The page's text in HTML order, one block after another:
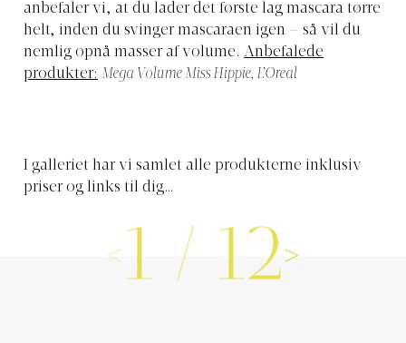
anbefaler vi, at du lader det første lag mascara tørre
helt, inden du svinger mascaraen igen – så vil du
nemlig opnå masser af volume. Anbefalede
produkter: Mega Volume Miss Hippie, L’Oreal
I galleriet har vi samlet alle produkterne inklusiv
priser og links til dig…
1 / 12